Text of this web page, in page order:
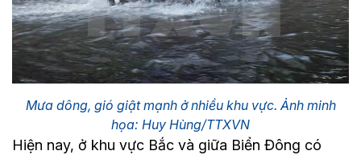
Mưa dông, gió giật mạnh ở nhiều khu vực. Ảnh minh
họa: Huy Hùng/TTXVN
Hiện nay, ở khu vực Bắc và giữa Biển Đông có